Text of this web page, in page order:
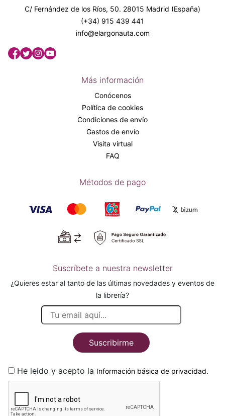
C/ Fernández de los Ríos, 50. 28015 Madrid (España)
(+34) 915 439 441
info@elargonauta.com
Más información
Conócenos
Política de cookies
Condiciones de envío
Gastos de envío
Visita virtual
FAQ
Métodos de pago
Suscríbete a nuestra newsletter
¿Quieres estar al tanto de las últimas novedades y eventos de
la librería?
Suscribirme
He leido y acepto la Información básica de privacidad.